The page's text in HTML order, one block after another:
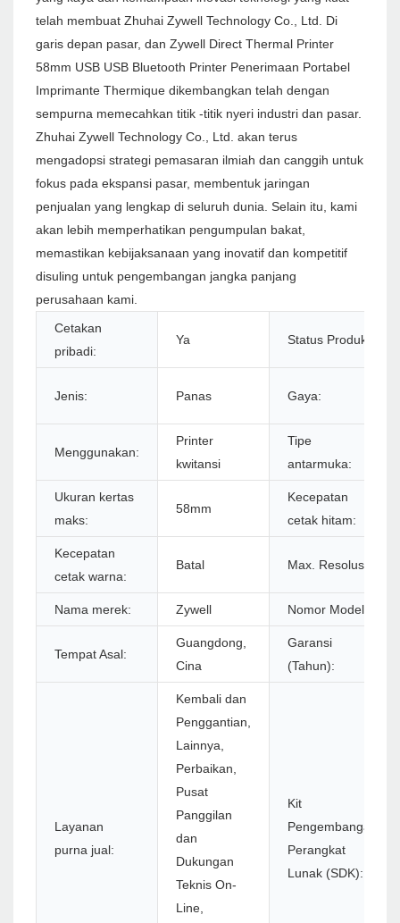
telah membuat Zhuhai Zywell Technology Co., Ltd. Di
garis depan pasar, dan Zywell Direct Thermal Printer
58mm USB USB Bluetooth Printer Penerimaan Portabel
Imprimante Thermique dikembangkan telah dengan
sempurna memecahkan titik -titik nyeri industri dan pasar.
Zhuhai Zywell Technology Co., Ltd. akan terus
mengadopsi strategi pemasaran ilmiah dan canggih untuk
fokus pada ekspansi pasar, membentuk jaringan
penjualan yang lengkap di seluruh dunia. Selain itu, kami
akan lebih memperhatikan pengumpulan bakat,
memastikan kebijaksanaan yang inovatif dan kompetitif
disuling untuk pengembangan jangka panjang
perusahaan kami.
Cetakan
pribadi:
Ya Status Produk:
Jenis: Panas Gaya:
Menggunakan:
Printer
kwitansi
Tipe
antarmuka:
Ukuran kertas
maks:
58mm
Kecepatan
cetak hitam:
Kecepatan
cetak warna:
Batal Max. Resolusi:
Nama merek: Zywell Nomor Model:
Tempat Asal:
Guangdong,
Cina
Garansi
(Tahun):
Layanan
purna jual:
Kembali dan
Penggantian,
Lainnya,
Perbaikan,
Pusat
Panggilan
dan
Dukungan
Teknis On-
Line,
Kit
Pengembangan
Perangkat
Lunak (SDK):